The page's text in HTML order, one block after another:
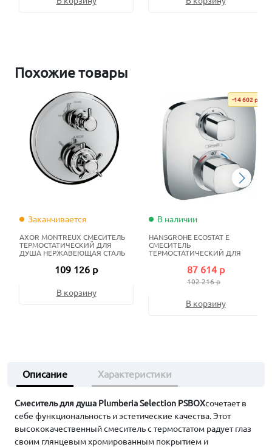
Похожие товары
Заканчивается
AXOR MONTREUX СМЕСИТЕЛЬ
ТЕРМОСТАТИЧЕСКИЙ ДЛЯ
ДУША НЕРЖАВЕЮЩАЯ СТАЛЬ
109 126 р
В корзину
-14 602 р
В наличии
HANSGROHE ECOSTAT E
СМЕСИТЕЛЬ
ТЕРМОСТАТИЧЕСКИЙ ДЛЯ
87 614 р
102 216 р
В корзину
Описание Характеристики
Смеситель для душа Plumberia Selection PSBOXсочетает в
себе функциональность и эстетические качества. Этот
высококачественный смеситель с термостатом радует глаз
своим глянцевым хромированным покрытием и